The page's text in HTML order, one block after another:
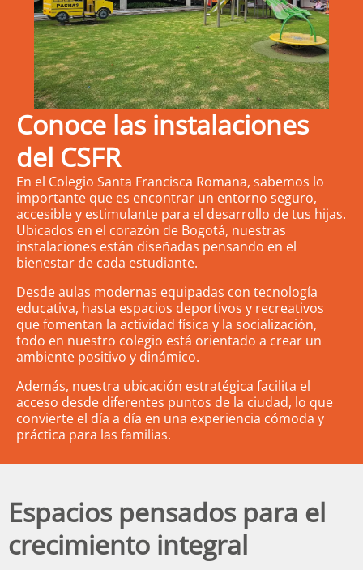
Conoce las instalaciones
del CSFR
En el Colegio Santa Francisca Romana, sabemos lo
importante que es encontrar un entorno seguro,
accesible y estimulante para el desarrollo de tus hijas.
Ubicados en el corazón de Bogotá, nuestras
instalaciones están diseñadas pensando en el
bienestar de cada estudiante.
Desde aulas modernas equipadas con tecnología
educativa, hasta espacios deportivos y recreativos
que fomentan la actividad física y la socialización,
todo en nuestro colegio está orientado a crear un
ambiente positivo y dinámico.
Además, nuestra ubicación estratégica facilita el
acceso desde diferentes puntos de la ciudad, lo que
convierte el día a día en una experiencia cómoda y
práctica para las familias.
Espacios pensados para el
crecimiento integral